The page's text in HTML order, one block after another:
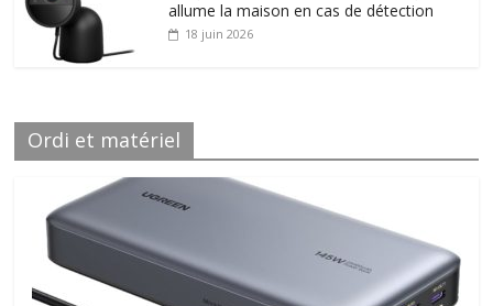
allume la maison en cas de détection
18 juin 2026
Ordi et matériel